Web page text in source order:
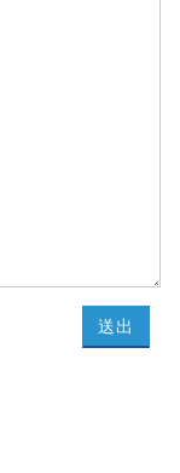
送出